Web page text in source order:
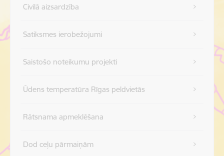
Civilā aizsardzība
Satiksmes ierobežojumi
Saistošo noteikumu projekti
Ūdens temperatūra Rīgas peldvietās
Rātsnama apmeklēšana
Dod ceļu pārmaiņām